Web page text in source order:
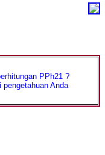
PPh21 ?
pengetahuan Anda